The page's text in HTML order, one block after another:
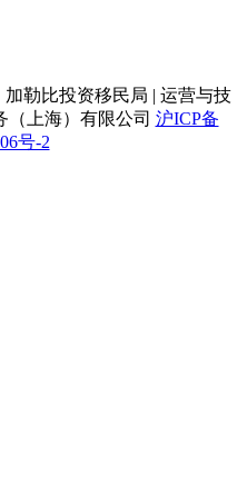
加勒比投资移民局 | 运营与技
上海）有限公司 沪ICP备
号-2